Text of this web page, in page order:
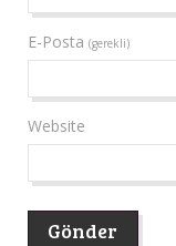
E-Posta (gerekli)
Website